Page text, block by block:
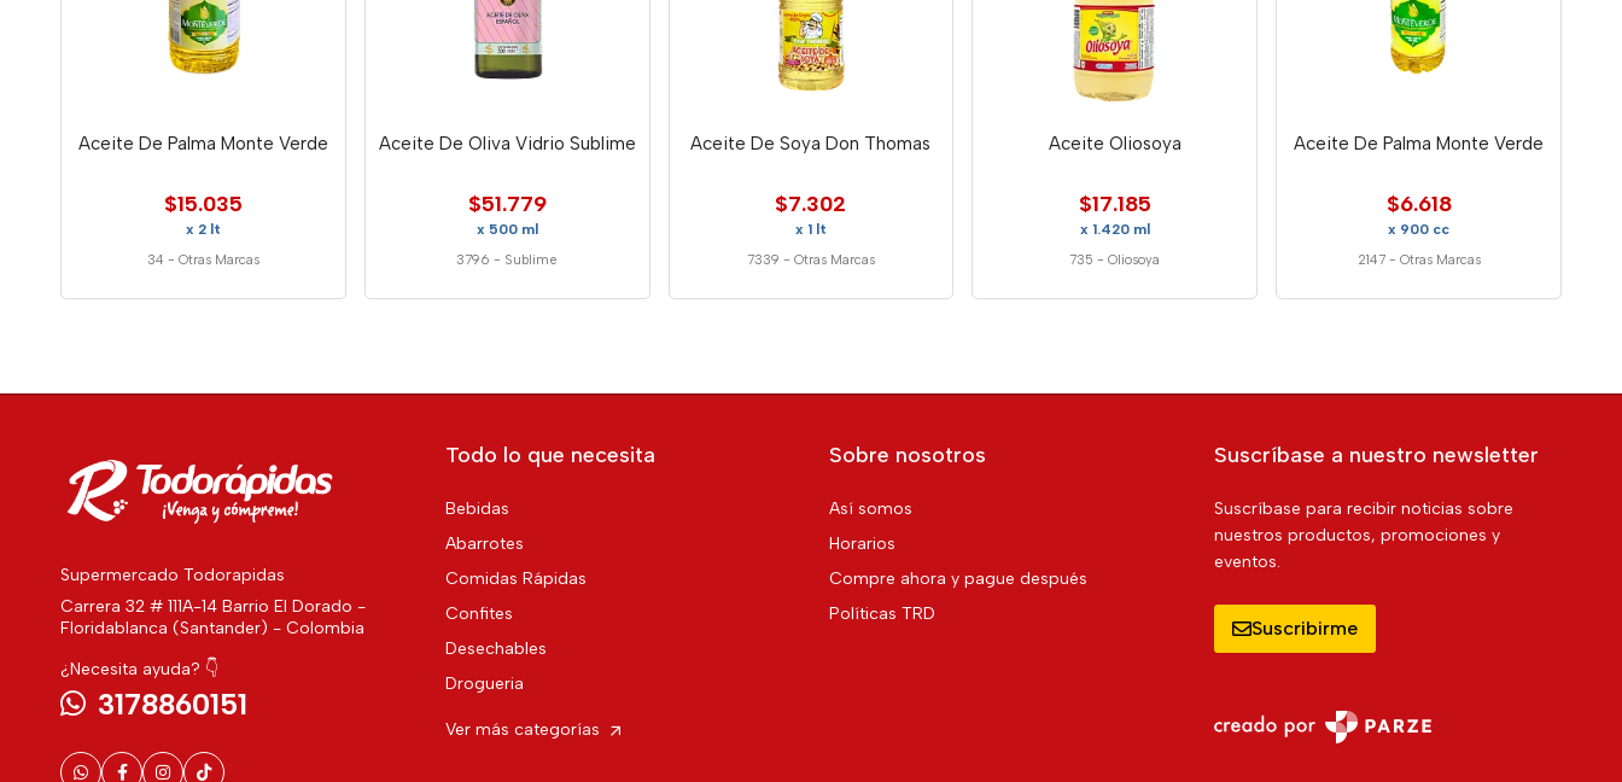
Aceite De Palma Monte Verde
$15.035
x 2 lt
34 - Otras Marcas
Aceite De Oliva Vidrio Sublime
$51.779
x 500 ml
3796 - Sublime
Aceite De Soya Don Thomas
$7.302
x 1 lt
7339 - Otras Marcas
Aceite Oliosoya
$17.185
x 1.420 ml
735 -Oliosoya
Aceite De Palma Monte Verde
$6.618
x 900 cc
2147 - Otras Marcas
Supermercado Todorapidas
Carrera 32 # 111A-14 Barrio El Dorado -
Floridablanca (Santander) - Colombia
¿Necesita ayuda? 👇
3178860151
Todo lo que necesita
Bebidas
Abarrotes
Comidas Rápidas
Confites
Desechables
Drogueria
Ver más categorías
Sobre nosotros
Así somos
Horarios
Compre ahora y pague después
Políticas TRD
Suscríbase a nuestro newsletter
Suscríbase para recibir noticias sobre
nuestros productos, promociones y
eventos.
Suscribirme